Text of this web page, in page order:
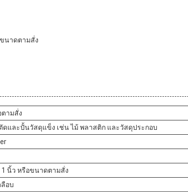
นาดตามสั่ง
ตามสั่ง
ดและปั้นวัสดุแข็ง เช่น ไม้ พลาสติก และวัสดุประกอบ
1 นิ้ว หรือขนาดตามสั่ง
ลือบ